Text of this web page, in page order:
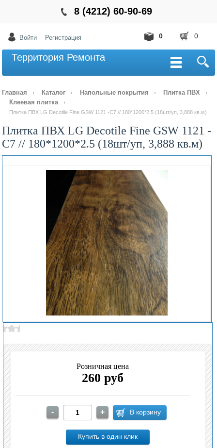
8 (4212) 60-90-69
Войти Регистрация 0
0
Территория Ремонта
Главная Каталог Напольные покрытия
Плитка ПВХ
Клеевая плитка
Плитка ПВХ LG Decotile Fine GSW 1121 -C7 // 180*1200*2.5 (18шт/уп, 3,888 кв.м)
Плитка ПВХ LG Decotile Fine GSW 1121 -
C7 // 180*1200*2.5 (18шт/уп, 3,888 кв.м)
Розничная цена
260 руб